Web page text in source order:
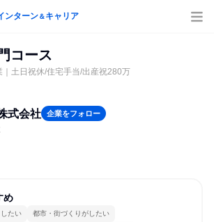
ンターン＆キャリア
コース
土日祝休/住宅手当/出産祝280万
式会社 企業をフォロー
め
たい 都市・街づくりがしたい